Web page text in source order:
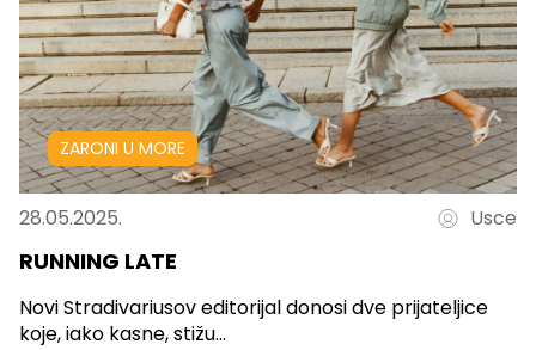
ZARONI U MORE
28.05.2025. Usce
RUNNING LATE
Novi Stradivariusov editorijal donosi dve prijateljice
koje, iako kasne, stižu...